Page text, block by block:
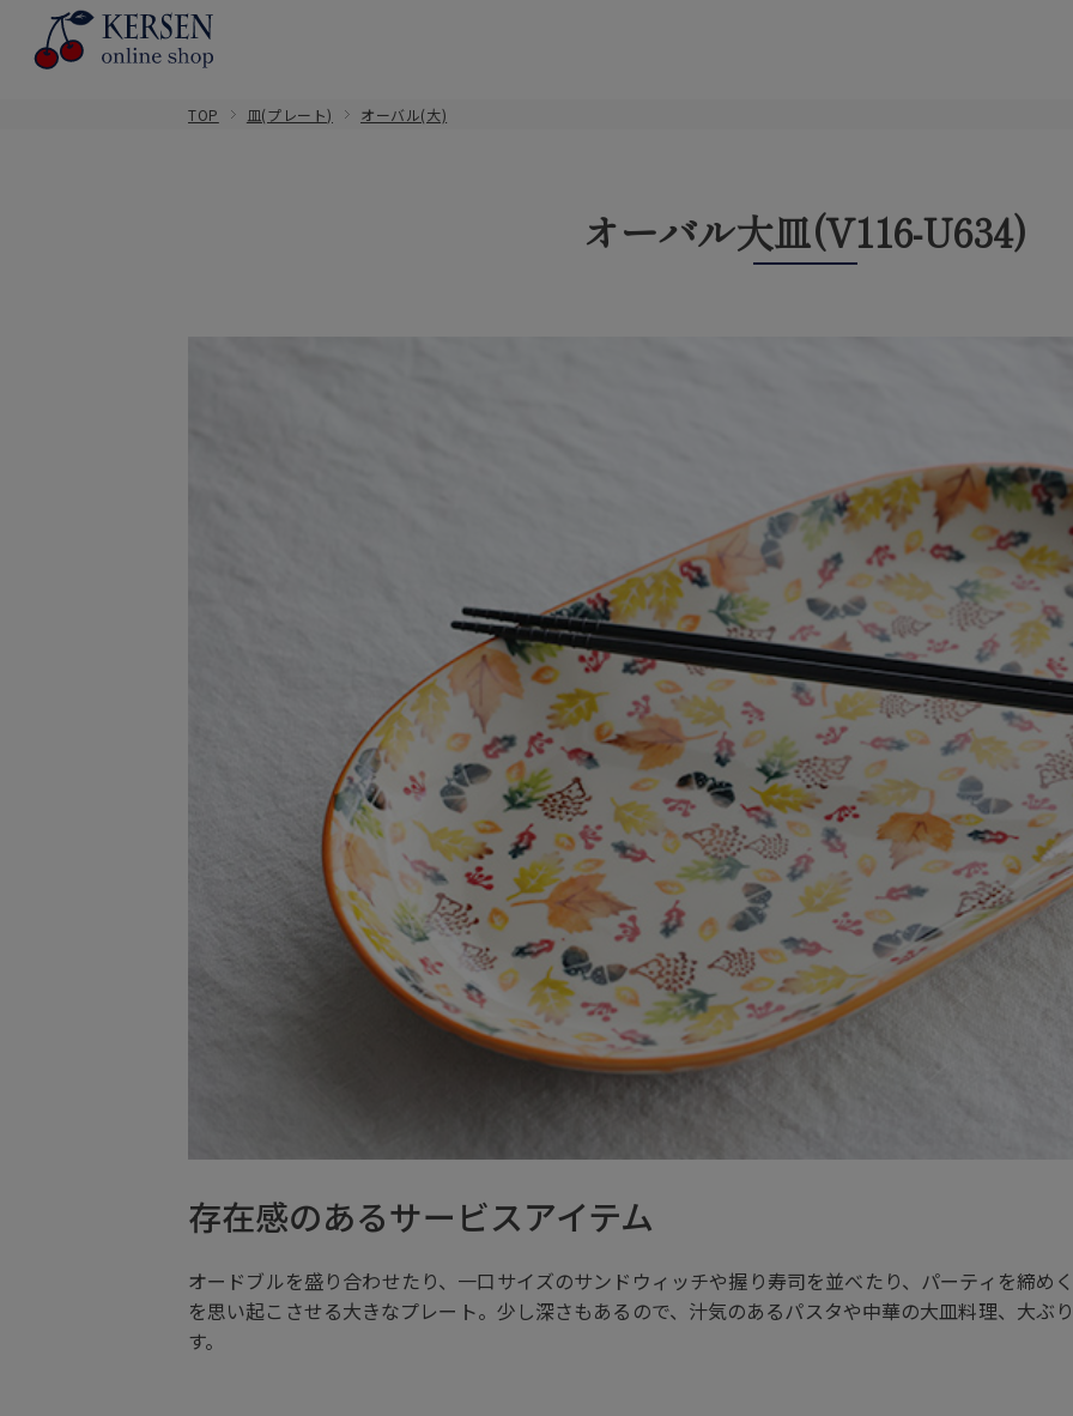
TOP 皿(プレート) オーバル(大)
オーバル大皿(V116-U634)
存在感のあるサービスアイテム
オードブルを盛り合わせたり、一口サイズのサンドウィッチや握り寿司を並べたり、パーティを締め
を思い起こさせる大きなプレート。少し深さもあるので、汁気のあるパスタや中華の大皿料理、大ぶ
す。